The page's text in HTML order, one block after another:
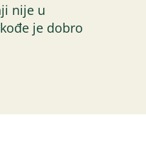
nije u
je dobro